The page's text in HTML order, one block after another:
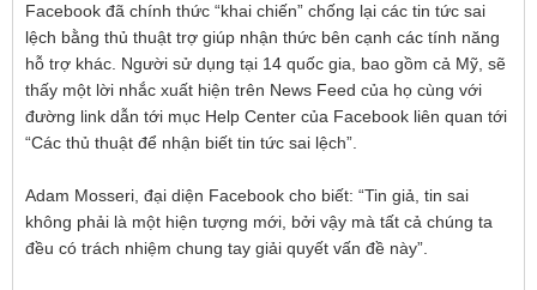
Facebook đã chính thức “khai chiến” chống lại các tin tức sai
lệch bằng thủ thuật trợ giúp nhận thức bên cạnh các tính năng
hỗ trợ khác. Người sử dụng tại 14 quốc gia, bao gồm cả Mỹ, sẽ
thấy một lời nhắc xuất hiện trên News Feed của họ cùng với
đường link dẫn tới mục Help Center của Facebook liên quan tới
“Các thủ thuật để nhận biết tin tức sai lệch”.
Adam Mosseri, đại diện Facebook cho biết: “Tin giả, tin sai
không phải là một hiện tượng mới, bởi vậy mà tất cả chúng ta
đều có trách nhiệm chung tay giải quyết vấn đề này”.